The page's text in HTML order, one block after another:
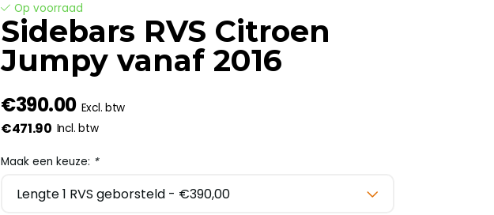
Op voorraad
Sidebars RVS Citroen
Jumpy vanaf 2016
€390.00 Excl. btw
€471.90 Incl. btw
Maak een keuze: *